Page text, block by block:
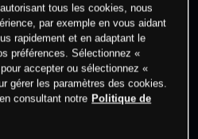
à trader
tous les cookies, nous
par exemple en vous aidant
rapidement et en adaptant le
préférences. Sélectionnez «
accepter ou sélectionnez «
gérer les paramètres des cookies.
consultant notre Politique de